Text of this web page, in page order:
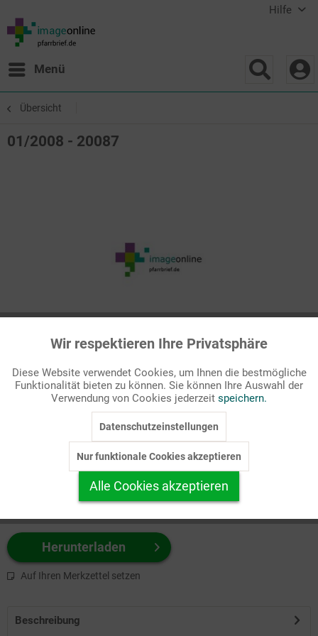
Hilfe
Menü
Übersicht
01/2008 - 20087
Passende Stichworte
Gesellschaft/Politik, Leitartikel
zuerst Ihr Produktformat aus.
z.B. Farbe-Grafik, Schwarz-Weiß-Grafik, mit/ohne Text ...
Herunterladen
Auf Ihren Merkzettel setzen
Beschreibung
Funktionale Aktiv
Marketing Inaktiv
Personalisierung Inaktiv
Service
Wir respektieren Ihre Privatsphäre
Diese Website verwendet Cookies, um Ihnen die bestmögliche
Funktionalität bieten zu können. Sie können Ihre Auswahl der
Verwendung von Cookies jederzeit speichern.
Datenschutzeinstellungen
Nur funktionale Cookies akzeptieren
Alle Cookies akzeptieren